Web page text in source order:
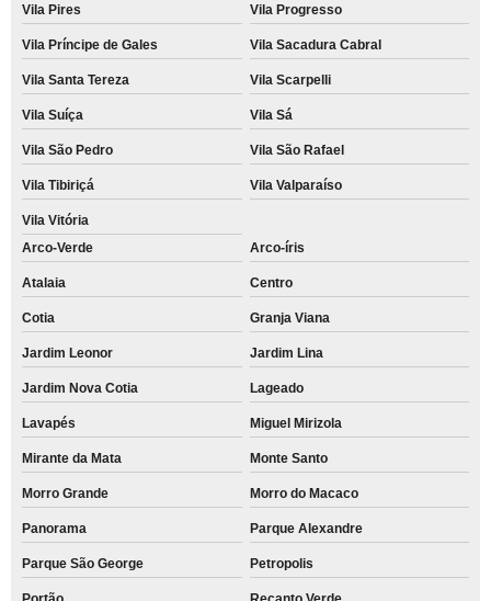
Vila Pires Vila Progresso
Vila Príncipe de Gales Vila Sacadura Cabral
Vila Santa Tereza Vila Scarpelli
Vila Suíça Vila Sá
Vila São Pedro Vila São Rafael
Vila Tibiriçá Vila Valparaíso
Vila Vitória
Arco-Verde
Arco-íris
Atalaia Centro
Cotia Granja Viana
Jardim Leonor Jardim Lina
Jardim Nova Cotia Lageado
Lavapés Miguel Mirizola
Mirante da Mata Monte Santo
Morro Grande Morro do Macaco
Panorama Parque Alexandre
Parque São George Petropolis